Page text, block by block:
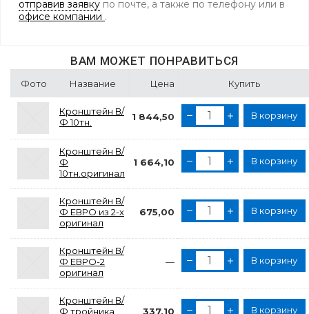
отправив заявку по почте, а также по телефону или в
офисе компании .
ВАМ МОЖЕТ ПОНРАВИТЬСЯ
Фото Название Цена Купить
Кронштейн В/
Ф 10тн.
1 844,50 В корзину
Кронштейн В/
Ф
10тн.оригинал
1 664,10 В корзину
Кронштейн В/
Ф ЕВРО из 2-х
оригинал
675,00 В корзину
Кронштейн В/
Ф ЕВРО-2
оригинал
— В корзину
Кронштейн В/
Ф тройника
337,10 В корзину